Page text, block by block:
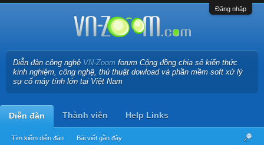
Đăng nhập
Diễn đàn công nghệ VN-Zoom forum Cộng đồng chia sẻ kiến thức
kinh nghiệm, công nghệ, thủ thuật dowload và phần mềm soft xử lý
sự cố máy tính lớn tại Việt Nam
Diễn đàn
Tìm kiếm diễn đàn Bài viết gần đây
Thành viên Help Links